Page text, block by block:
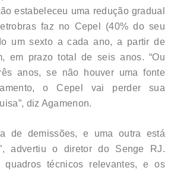
estabeleceu uma redução gradual
faz no Cepel (40% do seu
um sexto a cada ano, a partir de
em prazo total de seis anos. “Ou
anos, se não houver uma fonte
o Cepel vai perder sua
diz Agamenon.
de demissões, e uma outra está
advertiu o diretor do Senge RJ.
quadros técnicos relevantes, e os